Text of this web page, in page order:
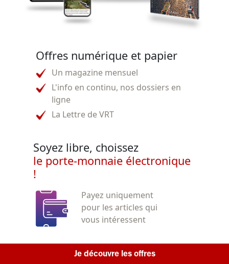
Offres numérique et papier
Un magazine mensuel
L'info en continu, nos dossiers en
ligne
La Lettre de VRT
Soyez libre, choissez
le porte-monnaie électronique
!
Payez uniquement
pour les articles qui
vous intéressent
Je découvre les offres